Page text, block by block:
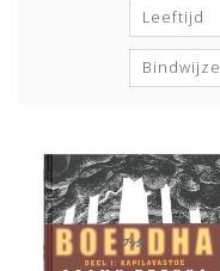
Leeftijd
Bindwijze